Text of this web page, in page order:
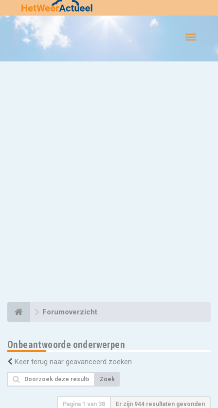
Flip-
Forumoverzicht
Onbeantwoorde onderwerpen
Keer terug naar geavanceerd zoeken
Zoek
Pagina 1 van 38 Er zijn 944 resultaten gevonden